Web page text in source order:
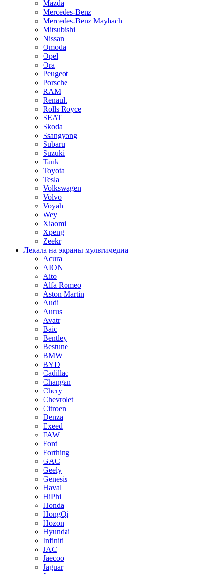
Mazda
Mercedes-Benz
Mercedes-Benz Maybach
Mitsubishi
Nissan
Omoda
Opel
Ora
Peugeot
Porsche
RAM
Renault
Rolls Royce
SEAT
Skoda
Ssangyong
Subaru
Suzuki
Tank
Toyota
Tesla
Volkswagen
Volvo
Voyah
Wey
Xiaomi
Xpeng
Zeekr
Лекала на экраны мультимедиа
Acura
AION
Aito
Alfa Romeo
Aston Martin
Audi
Aurus
Avatr
Baic
Bentley
Bestune
BMW
BYD
Cadillac
Changan
Chery
Chevrolet
Citroen
Denza
Exeed
FAW
Ford
Forthing
GAC
Geely
Genesis
Haval
HiPhi
Honda
HongQi
Hozon
Hyundai
Infiniti
JAC
Jaecoo
Jaguar